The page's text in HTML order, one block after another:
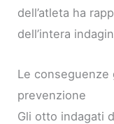
dell’atleta ha
dell’intera
Le conseguenze
prevenzione
Gli otto indagati